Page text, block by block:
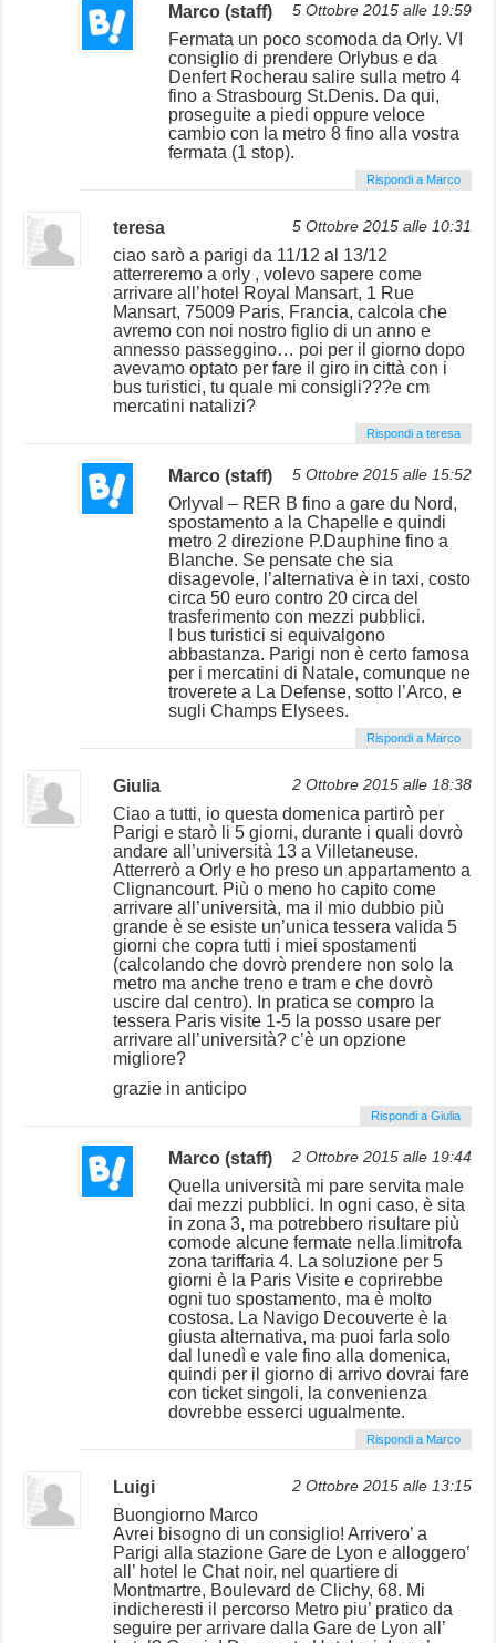
Marco (staff) 5 Ottobre 2015 alle 19:59
Fermata un poco scomoda da Orly. VI
consiglio di prendere Orlybus e da
Denfert Rocherau salire sulla metro 4
fino a Strasbourg St.Denis. Da qui,
proseguite a piedi oppure veloce
cambio con la metro 8 fino alla vostra
fermata (1 stop).
Rispondi a Marco
teresa 5 Ottobre 2015 alle 10:31
ciao sarò a parigi da 11/12 al 13/12
atterreremo a orly , volevo sapere come
arrivare all’hotel Royal Mansart, 1 Rue
Mansart, 75009 Paris, Francia, calcola che
avremo con noi nostro figlio di un anno e
annesso passeggino… poi per il giorno dopo
avevamo optato per fare il giro in città con i
bus turistici, tu quale mi consigli???e cm
mercatini natalizi?
Rispondi a teresa
Marco (staff) 5 Ottobre 2015 alle 15:52
Orlyval – RER B fino a gare du Nord,
spostamento a la Chapelle e quindi
metro 2 direzione P.Dauphine fino a
Blanche. Se pensate che sia
disagevole, l’alternativa è in taxi, costo
circa 50 euro contro 20 circa del
trasferimento con mezzi pubblici.
I bus turistici si equivalgono
abbastanza. Parigi non è certo famosa
per i mercatini di Natale, comunque ne
troverete a La Defense, sotto l’Arco, e
sugli Champs Elysees.
Rispondi a Marco
Giulia 2 Ottobre 2015 alle 18:38
Ciao a tutti, io questa domenica partirò per
Parigi e starò li 5 giorni, durante i quali dovrò
andare all’università 13 a Villetaneuse.
Atterrerò a Orly e ho preso un appartamento a
Clignancourt. Più o meno ho capito come
arrivare all’università, ma il mio dubbio più
grande è se esiste un’unica tessera valida 5
giorni che copra tutti i miei spostamenti
(calcolando che dovrò prendere non solo la
metro ma anche treno e tram e che dovrò
uscire dal centro). In pratica se compro la
tessera Paris visite 1-5 la posso usare per
arrivare all’università? c’è un opzione
migliore?
grazie in anticipo
Rispondi a Giulia
Marco (staff) 2 Ottobre 2015 alle 19:44
Quella università mi pare servita male
dai mezzi pubblici. In ogni caso, è sita
in zona 3, ma potrebbero risultare più
comode alcune fermate nella limitrofa
zona tariffaria 4. La soluzione per 5
giorni è la Paris Visite e coprirebbe
ogni tuo spostamento, ma è molto
costosa. La Navigo Decouverte è la
giusta alternativa, ma puoi farla solo
dal lunedì e vale fino alla domenica,
quindi per il giorno di arrivo dovrai fare
con ticket singoli, la convenienza
dovrebbe esserci ugualmente.
Rispondi a Marco
Luigi 2 Ottobre 2015 alle 13:15
Buongiorno Marco
Avrei bisogno di un consiglio! Arrivero’ a
Parigi alla stazione Gare de Lyon e alloggero’
all’ hotel le Chat noir, nel quartiere di
Montmartre, Boulevard de Clichy, 68. Mi
indicheresti il percorso Metro piu’ pratico da
seguire per arrivare dalla Gare de Lyon all’